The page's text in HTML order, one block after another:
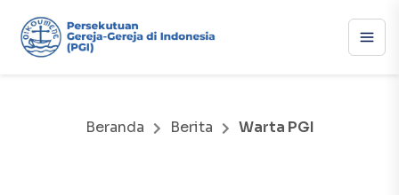
Beranda Berita Warta PGI